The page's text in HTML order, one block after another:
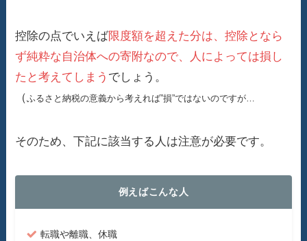
控除の点でいえば限度額を超えた分は、控除となら
ず純粋な自治体への寄附なので、人によっては損し
たと考えてしまう でしょう。
（ふるさと納税の意義から考えれば”損”ではないのですが…
そのため、下記に該当する人は注意が必要です。
例えばこんな人
転職や離職、休職